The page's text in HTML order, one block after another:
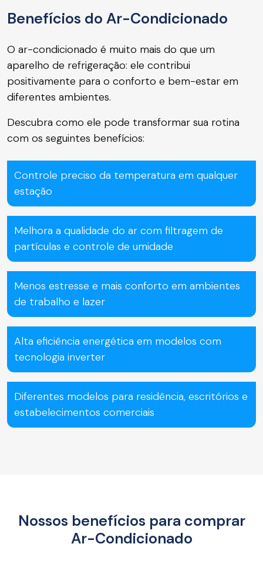
Benefícios do Ar-Condicionado
O ar-condicionado é muito mais do que um
aparelho de refrigeração: ele contribui
positivamente para o conforto e bem-estar em
diferentes ambientes.
Descubra como ele pode transformar sua rotina
com os seguintes benefícios:
Controle preciso da temperatura em qualquer
estação
Melhora a qualidade do ar com filtragem de
partículas e controle de umidade
Menos estresse e mais conforto em ambientes
de trabalho e lazer
Alta eficiência energética em modelos com
tecnologia inverter
Diferentes modelos para residência, escritórios e
estabelecimentos comerciais
Nossos benefícios para comprar
Ar-Condicionado